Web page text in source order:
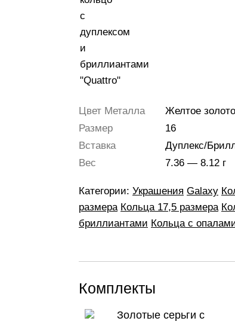
Цвет Металла
Желтое золото
Размер
16
Вставка
Дуплекс/
Вес
7.36 — 8.12 г
Категории: Украшения Galaxy
размера Кольца 17,5 размера
бриллиантами Кольца с
Комплекты